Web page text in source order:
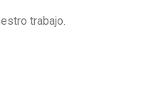
trabajo.